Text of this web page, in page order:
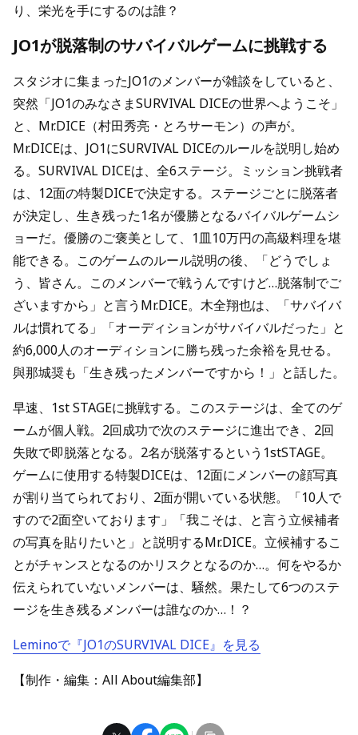
り、栄光を手にするのは誰？
JO1が脱落制のサバイバルゲームに挑戦する
スタジオに集まったJO1のメンバーが雑談をしていると、
突然「JO1のみなさまSURVIVAL DICEの世界へようこそ」
と、Mr.DICE（村田秀亮・とろサーモン）の声が。
Mr.DICEは、JO1にSURVIVAL DICEのルールを説明し始め
る。SURVIVAL DICEは、全6ステージ。ミッション挑戦者
は、12面の特製DICEで決定する。ステージごとに脱落者
が決定し、生き残った1名が優勝となるバイバルゲームシ
ョーだ。優勝のご褒美として、1皿10万円の高級料理を堪
能できる。このゲームのルール説明の後、「どうでしょ
う、皆さん。このメンバーで戦うんですけど…脱落制でご
ざいますから」と言うMr.DICE。木全翔也は、「サバイバ
ルは慣れてる」「オーディションがサバイバルだった」と
約6,000人のオーディションに勝ち残った余裕を見せる。
與那城奨も「生き残ったメンバーですから！」と話した。
早速、1st STAGEに挑戦する。このステージは、全てのゲ
ームが個人戦。2回成功で次のステージに進出でき、2回
失敗で即脱落となる。2名が脱落するという1stSTAGE。
ゲームに使用する特製DICEは、12面にメンバーの顔写真
が割り当てられており、2面が開いている状態。「10人で
すので2面空いております」「我こそは、と言う立候補者
の写真を貼りたいと」と説明するMr.DICE。立候補するこ
とがチャンスとなるのかリスクとなるのか…。何をやるか
伝えられていないメンバーは、騒然。果たして6つのステ
ージを生き残るメンバーは誰なのか…！？
Leminoで『JO1のSURVIVAL DICE』を見る
【制作・編集：All About編集部】